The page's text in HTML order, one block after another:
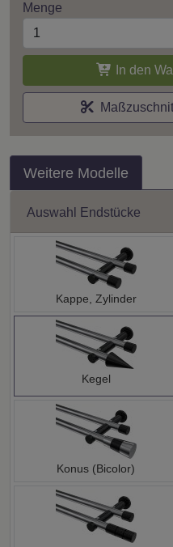
Menge
In den
Weitere Modelle
Auswahl Endstücke
Kappe, Zylinder
Kegel
Konus (Bicolor)